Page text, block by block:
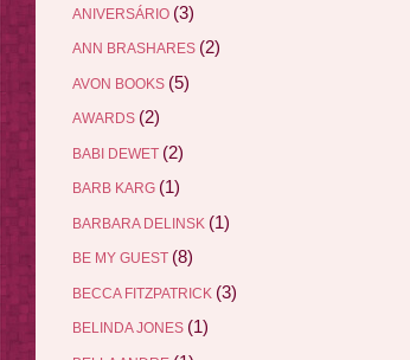
ANIVERSÁRIO (3)
ANN BRASHARES (2)
AVON BOOKS (5)
AWARDS (2)
BABI DEWET (2)
BARB KARG (1)
BARBARA DELINSK (1)
BE MY GUEST (8)
BECCA FITZPATRICK (3)
BELINDA JONES (1)